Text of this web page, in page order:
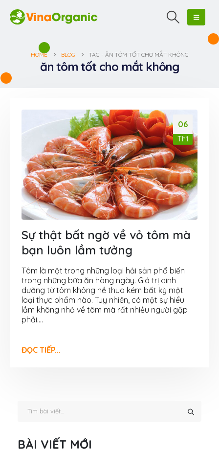
HOME BLOG TAG - ĂN TÔM TỐT CHO MẮT KHÔNG
ăn tôm tốt cho mắt không
06
Th1
Sự thật bất ngờ về vỏ tôm mà
bạn luôn lầm tưởng
Tôm là một trong những loại hải sản phổ biến
trong những bữa ăn hàng ngày. Giá trị dinh
dưỡng từ tôm không hề thua kém bất kỳ một
loại thực phẩm nào. Tuy nhiên, có một sự hiểu
lầm không nhỏ về tôm mà rất nhiều người gặp
phải....
ĐỌC TIẾP...
BÀI VIẾT MỚI